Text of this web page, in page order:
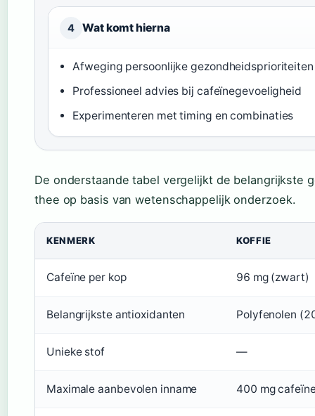
4 Wat komt hierna
Afweging persoonlijke gezondheidsprioriteiten
Professioneel advies bij cafeïnegevoeligheid
Experimenteren met timing en combinaties
De onderstaande tabel vergelijkt de belangrijkste
thee op basis van wetenschappelijk onderzoek.
KENMERK KOFFIE
Cafeïne per kop 96 mg (zwart)
Belangrijkste antioxidanten Polyfenolen
Unieke stof —
Maximale aanbevolen inname 400 mg